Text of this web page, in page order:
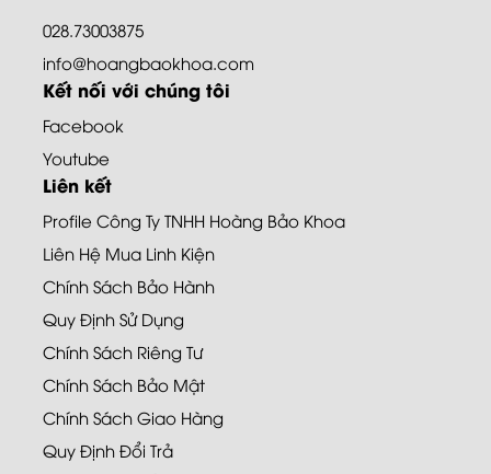
028.73003875
info@hoangbaokhoa.com
Kết nối với chúng tôi
Facebook
Youtube
Liên kết
Profile Công Ty TNHH Hoàng Bảo Khoa
Liên Hệ Mua Linh Kiện
Chính Sách Bảo Hành
Quy Định Sử Dụng
Chính Sách Riêng Tư
Chính Sách Bảo Mật
Chính Sách Giao Hàng
Quy Định Đổi Trả